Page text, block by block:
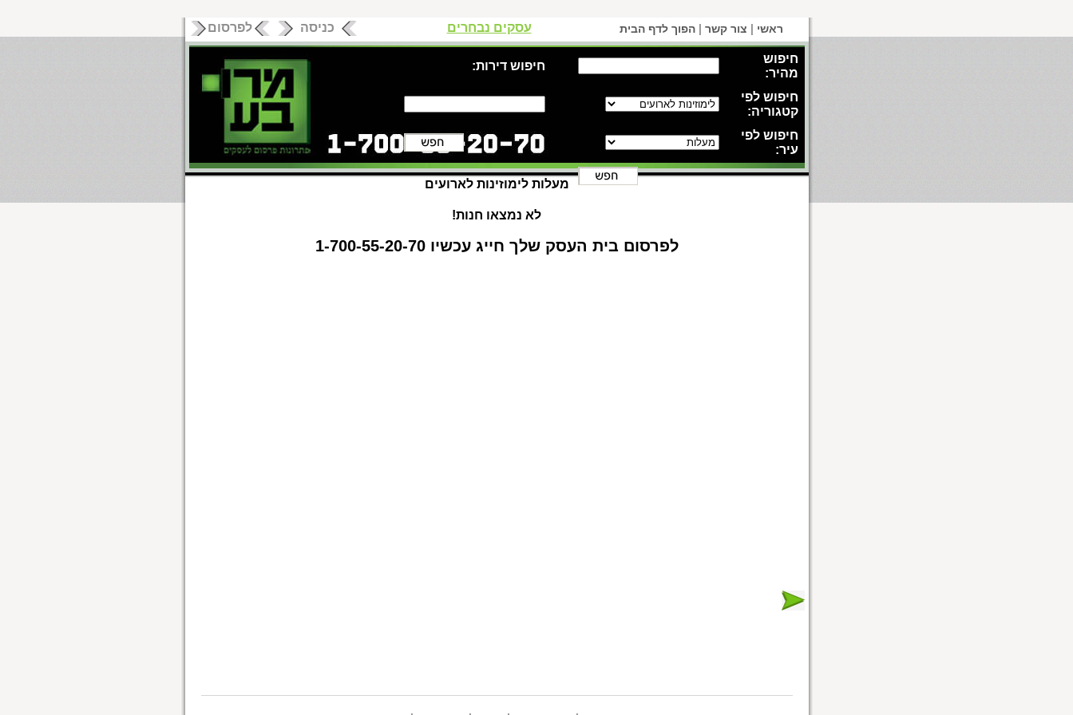
ראשי | צור קשר | הפוך לדף הבית לפרסום כניסה עסקים נבחרים
חיפוש
מהיר:
חיפוש דירות:
חיפוש לפי
קטגוריה:
חיפוש לפי
עיר:
מעלות לימוזינות לארועים
לא נמצאו חנות!
לפרסום בית העסק שלך חייג עכשיו 1-700-55-20-70